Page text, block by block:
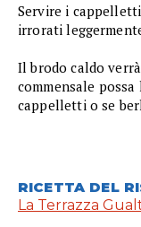
Servire i
irrorati
Il brodo caldo
commensale
cappelletti o se
RICETTA DEL
La Terrazza